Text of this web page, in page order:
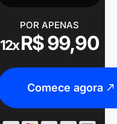
POR APENAS
12xR$ 99,90
Comece agora